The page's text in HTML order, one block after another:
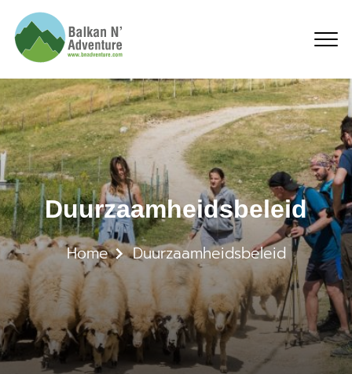
Duurzaamheidsbeleid
Duurzaamheidsbeleid
Home Duurzaamheidsbeleid